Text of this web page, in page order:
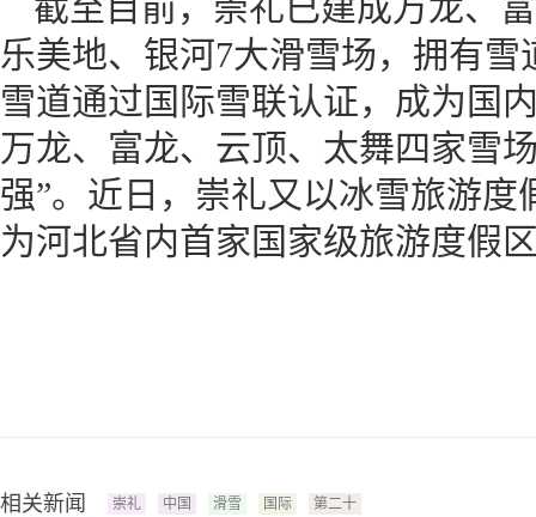
乐美地、银河7大滑雪场，拥有雪
雪道通过国际雪联认证，成为国
万龙、富龙、云顶、太舞四家雪
强”。近日，崇礼又以冰雪旅游
为河北省内首家国家级旅游度假
相关新闻 崇礼 中国 滑雪 国际 第二十